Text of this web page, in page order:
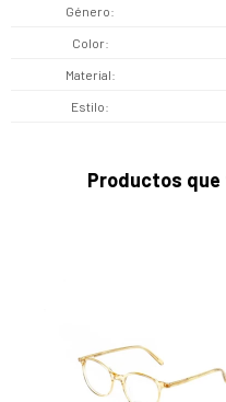
Género
Color
Material
Estilo
Productos